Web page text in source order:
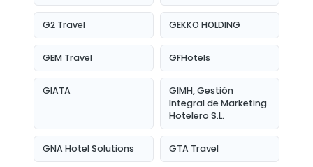
G2 Travel GEKKO HOLDING
GEM Travel GFHotels
GIATA
GIMH, Gestión
Integral de Marketing
Hotelero S.L.
GNA Hotel Solutions GTA Travel